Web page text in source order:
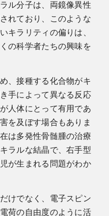
ル分子は、両鏡像異性
れており、このような
キラリティの偏りは、
の科学者たちの興味を
、接種する化合物がキ
手によって異なる反応
人体にとって有用であ
を及ぼす場合もありま
は多発性骨髄腫の治療
ラルな結晶で、右手型
が生まれる問題がわか
けでなく、電子スピン
荷の自由度のように活